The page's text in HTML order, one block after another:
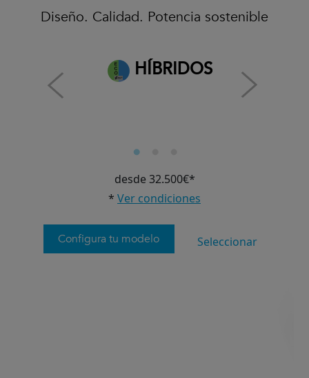
Diseño. Calidad. Potencia sostenible
HÍBRIDOS
desde 32.500€*
* Ver condiciones
Configura tu modelo Seleccionar